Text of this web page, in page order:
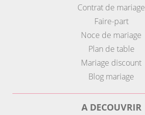
Contrat de mariage
Faire-part
Noce de mariage
Plan de table
Mariage discount
Blog mariage
A DECOUVRIR